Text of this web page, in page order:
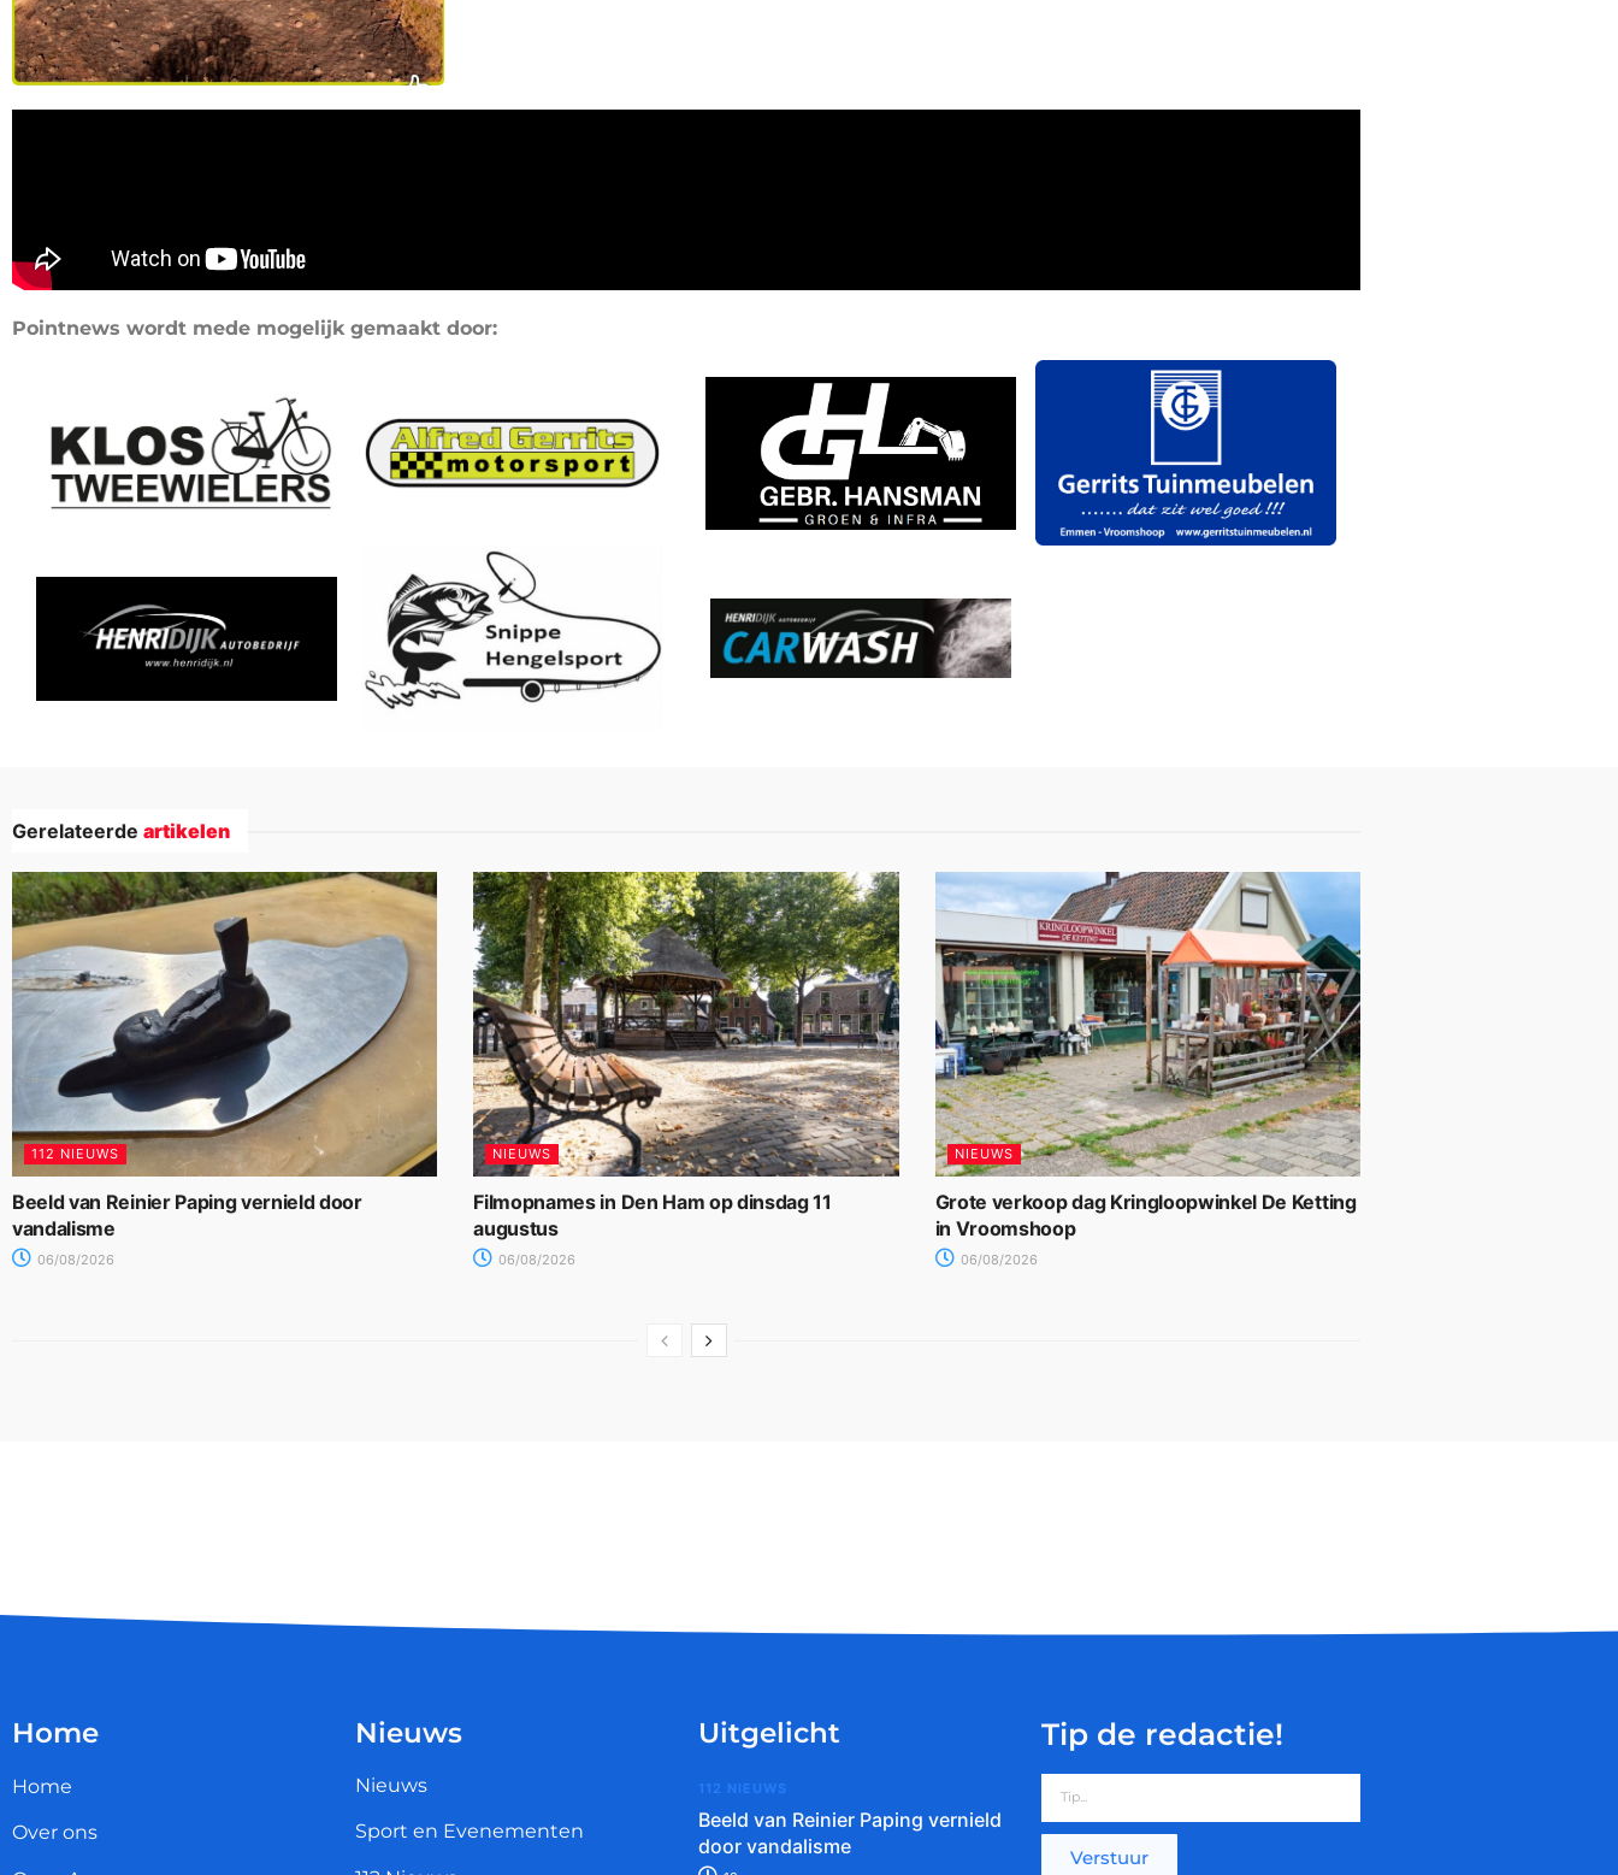
Pointnews wordt mede mogelijk gemaakt door:
Gerelateerde artikelen
112 NIEUWS
Beeld van Reinier Paping vernield door
vandalisme
06/08/2026
NIEUWS
Filmopnames in Den Ham op dinsdag 11
augustus
06/08/2026
NIEUWS
Grote verkoop dag Kringloopwinkel De Ketting
in Vroomshoop
06/08/2026
Home
Home
Over ons
Nieuws
Nieuws
Sport en Evenementen
Uitgelicht
112 NIEUWS
Beeld van Reinier Paping vernield
door vandalisme
Tip de redactie!
Verstuur